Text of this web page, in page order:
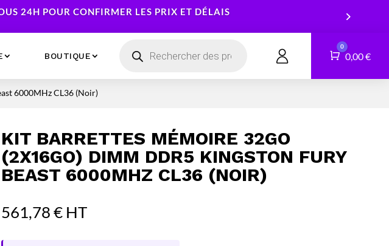
24H POUR CONFIRMER LES PRIX ET DÉLAIS
BOUTIQUE CONTACT
produits
Panier
0
0,00€
6000MHz CL36 (Noir)
KIT BARRETTES MÉMOIRE 32GO
(2X16GO) DIMM DDR5 KINGSTON FURY
BEAST 6000MHZ CL36 (NOIR)
561,78€ HT
& Sécurité
Tablettes
Montres connectées
Services